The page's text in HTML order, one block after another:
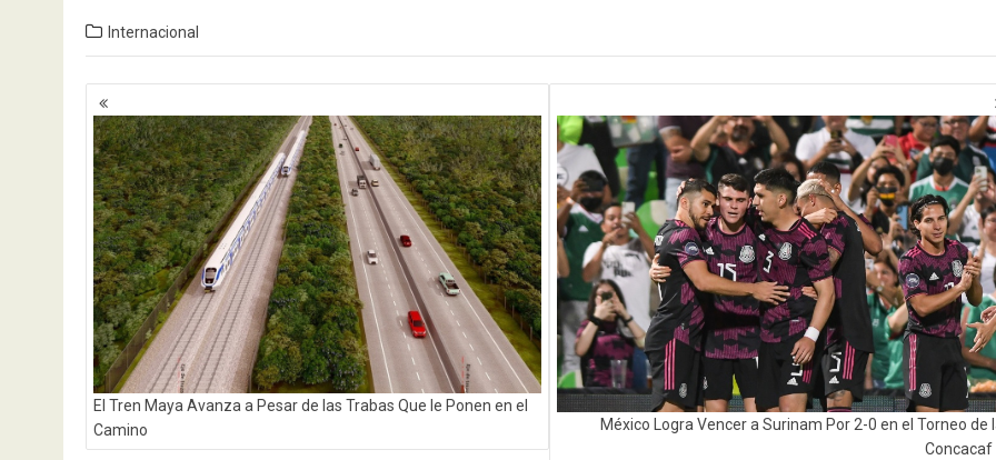
Internacional
Navegación
de
entradas
El Tren Maya Avanza a Pesar de las Trabas Que le Ponen en el
Camino
México Logra Vencer a Surinam Por 2-0 en el Torneo de
Concacaf